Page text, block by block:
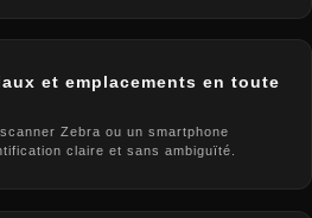
et emplacements en toute
Zebra ou un smartphone
claire et sans ambiguïté.